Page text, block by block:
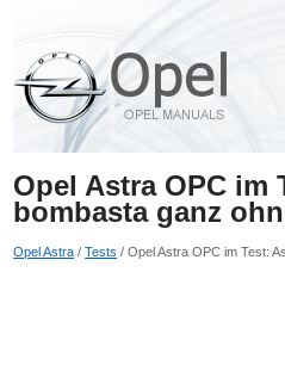
Opel Astra OPC im
bombasta ganz
Opel Astra /Tests / Opel Astra OPC im Test: